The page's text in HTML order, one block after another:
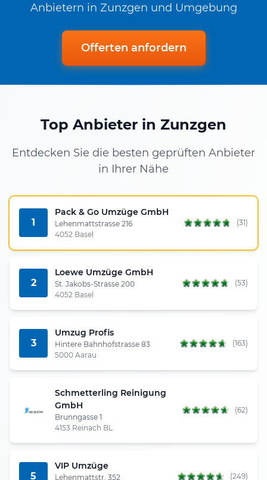
Anbietern in Zunzgen und Umgebung
Offerten anfordern
Top Anbieter in Zunzgen
Entdecken Sie die besten geprüften Anbieter
in Ihrer Nähe
1
Pack & Go Umzüge GmbH
Lehenmattstrasse 216
4052 Basel
(31)
2
Loewe Umzüge GmbH
St. Jakobs-Strasse 200
4052 Basel
(53)
3
Umzug Profis
Hintere Bahnhofstrasse 83
5000 Aarau
(163)
Schmetterling Reinigung
GmbH
Brunngasse 1
4153 Reinach BL
(62)
5
VIP Umzüge
Lehenmattstr. 352 (249)